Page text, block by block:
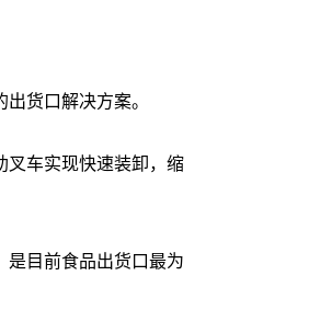
货口解决方案。
车实现快速装卸，缩
目前食品出货口最为